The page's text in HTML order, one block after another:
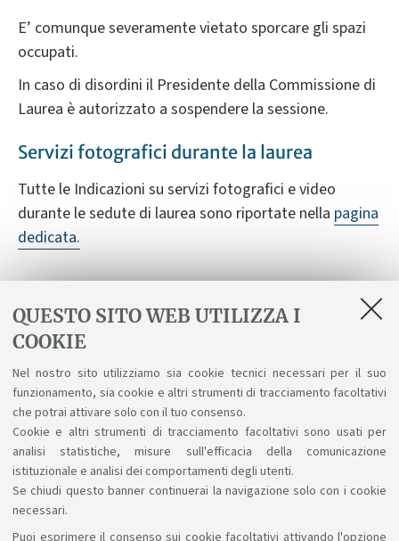
QUESTO SITO WEB UTILIZZA I
COOKIE
Nel nostro sito utilizziamo sia cookie tecnici necessari per il suo
funzionamento, sia cookie e altri strumenti di tracciamento facoltativi
che potrai attivare solo con il tuo consenso.
Cookie e altri strumenti di tracciamento facoltativi sono usati per
analisi statistiche, misure sull'efficacia della comunicazione
istituzionale e analisi dei comportamenti degli utenti.
Se chiudi questo banner continuerai la navigazione solo con i cookie
necessari.
Puoi esprimere il consenso sui cookie facoltativi attivando l'opzione
E’ comunque severamente vietato sporcare gli spazi
occupati.
In caso di disordini il Presidente della Commissione di
Laurea è autorizzato a sospendere la sessione.
Servizi fotografici durante la laurea
Tutte le Indicazioni su servizi fotografici e video
durante le sedute di laurea sono riportate nella pagina
dedicata.
In evidenza
Nuove linee guida per servizi fotografici per
sedute di laurea
Indicazioni su servizi fotografici e video durante
le sedute di laurea